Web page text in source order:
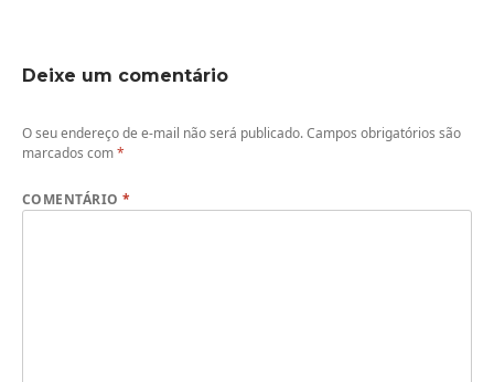
Deixe um comentário
O seu endereço de e-mail não será publicado.Campos obrigatórios são
marcados com*
COMENTÁRIO*